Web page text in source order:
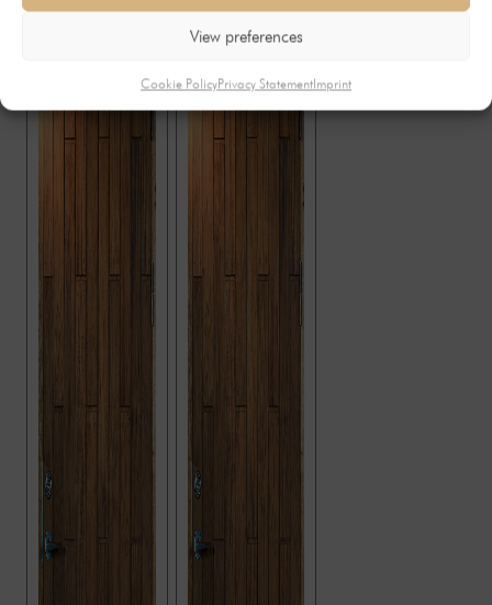
View preferences
Cookie PolicyPrivacy StatementImprint